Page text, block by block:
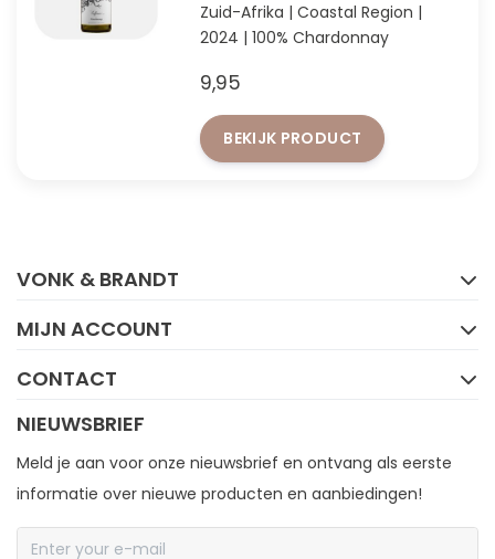
Zuid-Afrika | Coastal Region |
2024 | 100% Chardonnay
9,95
BEKIJK PRODUCT
VONK & BRANDT
MIJN ACCOUNT
CONTACT
NIEUWSBRIEF
Meld je aan voor onze nieuwsbrief en ontvang als eerste
informatie over nieuwe producten en aanbiedingen!